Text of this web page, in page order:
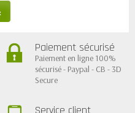
Paiement sécurisé
Paiement en ligne 100%
sécurisé - Paypal - CB - 3D
Secure
Service client